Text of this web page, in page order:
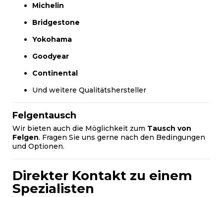
Michelin
Bridgestone
Yokohama
Goodyear
Continental
Und weitere Qualitätshersteller
Felgentausch
Wir bieten auch die Möglichkeit zum Tausch von
Felgen. Fragen Sie uns gerne nach den Bedingungen
und Optionen.
Direkter Kontakt zu einem
Spezialisten